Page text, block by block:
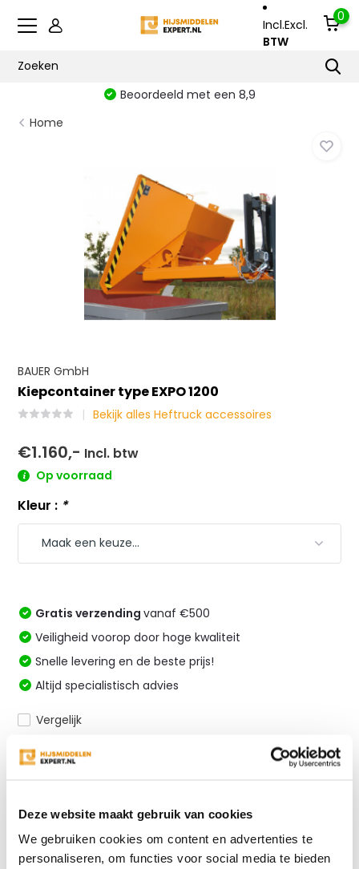
Deze website maakt gebruik van cookies
We gebruiken cookies om content en advertenties te
personaliseren, om functies voor social media te bieden
Incl.Excl.
BTW
0
Beoordeeld met een 8,9
Home
BAUER GmbH
Kiepcontainer type EXPO 1200
Bekijk alles Heftruck accessoires
€1.160,- Incl. btw
Op voorraad
Kleur : *
Gratis verzendingvanaf €500
Veiligheid voorop door hoge kwaliteit
Snelle levering en de beste prijs!
Altijd specialistisch advies
Vergelijk
Specificaties